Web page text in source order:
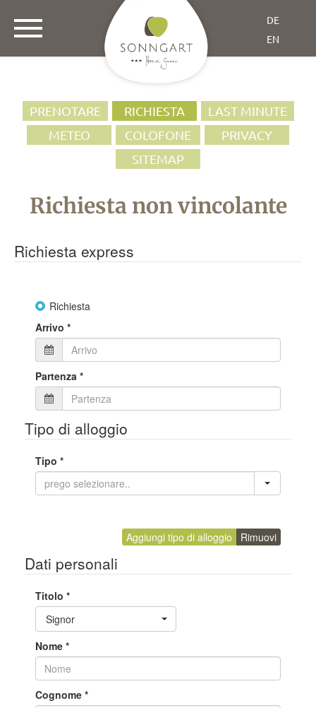
DE
EN
PRENOTARE RICHIESTA
LAST MINUTE
METEO
COLOFONE
PRIVACY
SITEMAP
Richiesta non vincolante
Richiesta express
Richiesta
Arrivo *
Partenza *
Tipo di alloggio
Tipo *
Aggiungi tipo di alloggio Rimuovi
Dati personali
Titolo *
SignorToggle Dropdown
Nome *
Cognome *